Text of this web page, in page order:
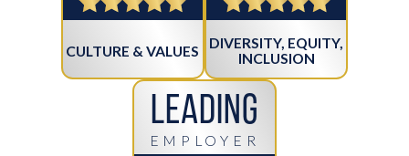
CULTURE & VALUES
DIVERSITY, EQUITY,
INCLUSION
Leading
EMPLOYER